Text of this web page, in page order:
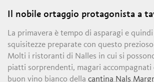
Il nobile ortaggio protagonista a
La primavera è tempo di asparagi e
squisitezze preparate con questo
Molti i ristoranti di Nalles in cui si
piatti sorprendenti, magari accompagnati
buon vino bianco dellacantina Nals